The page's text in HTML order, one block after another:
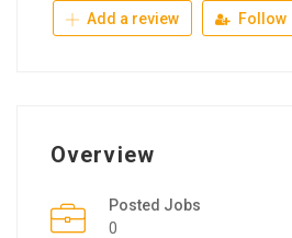
Add a review Follow
Overview
Posted Jobs
0